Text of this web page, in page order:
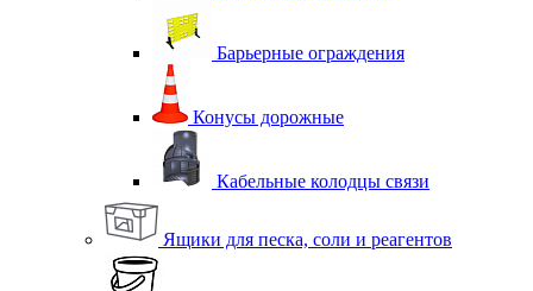
Барьерные ограждения
Конусы дорожные
Кабельные колодцы связи
Ящики для песка, соли и реагентов